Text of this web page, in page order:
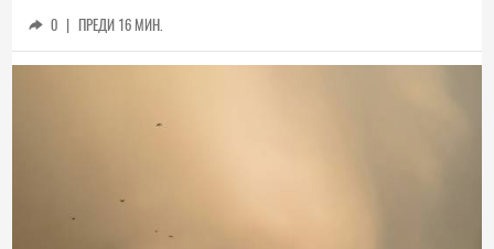
0 | ПРЕДИ 16 МИН.